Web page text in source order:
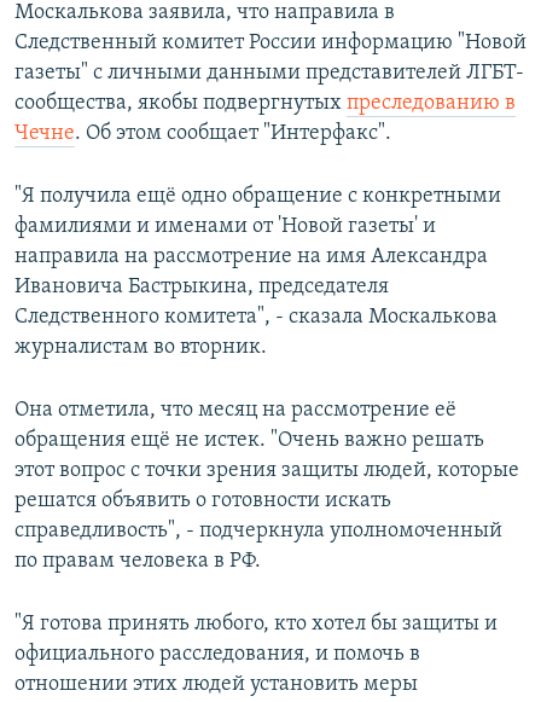
Москалькова заявила, что направила в
Следственный комитет России информацию "Новой
газеты" с личными данными представителей ЛГБТ-
сообщества, якобы подвергнутых преследованию в
Чечне. Об этом сообщает "Интерфакс".
"Я получила ещё одно обращение с конкретными
фамилиями и именами от 'Новой газеты' и
направила на рассмотрение на имя Александра
Ивановича Бастрыкина, председателя
Следственного комитета", - сказала Москалькова
журналистам во вторник.
Она отметила, что месяц на рассмотрение её
обращения ещё не истек. "Очень важно решать
этот вопрос с точки зрения защиты людей, которые
решатся объявить о готовности искать
справедливость", - подчеркнула уполномоченный
по правам человека в РФ.
"Я готова принять любого, кто хотел бы защиты и
официального расследования, и помочь в
отношении этих людей установить меры